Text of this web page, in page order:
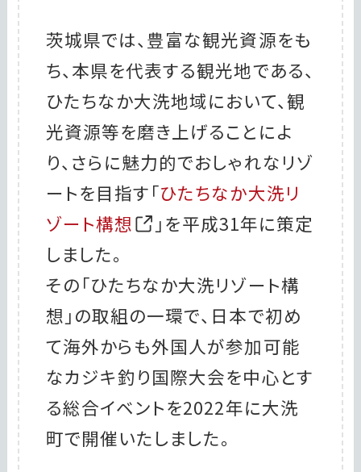
茨城県では、豊富な観光資源をも
ち、本県を代表する観光地である、
ひたちなか大洗地域において、観
光資源等を磨き上げることによ
り、さらに魅力的でおしゃれなリゾ
ートを目指す「ひたちなか大洗リ
ゾート構想
」を平成31年に策定
しました。
その「ひたちなか大洗リゾート構
想」の取組の一環で、日本で初め
て海外からも外国人が参加可能
なカジキ釣り国際大会を中心とす
る総合イベントを2022年に大洗
町で開催いたしました。